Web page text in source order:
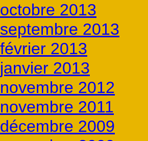
octobre 2013
septembre 2013
février 2013
janvier 2013
novembre 2012
novembre 2011
décembre 2009